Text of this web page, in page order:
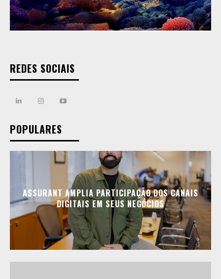
REDES SOCIAIS
POPULARES
ASSURANT AMPLIA PARTICIPAÇÃO DOS CANAIS
DIGITAIS EM SEUS NEGÓCIOS